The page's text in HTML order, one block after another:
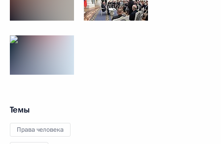
Темы
Права человека